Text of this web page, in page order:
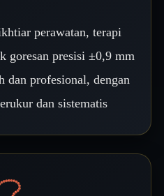
perawatan, terapi
goresan presisi ±0,9 mm
dan profesional, dengan
dan sistematis